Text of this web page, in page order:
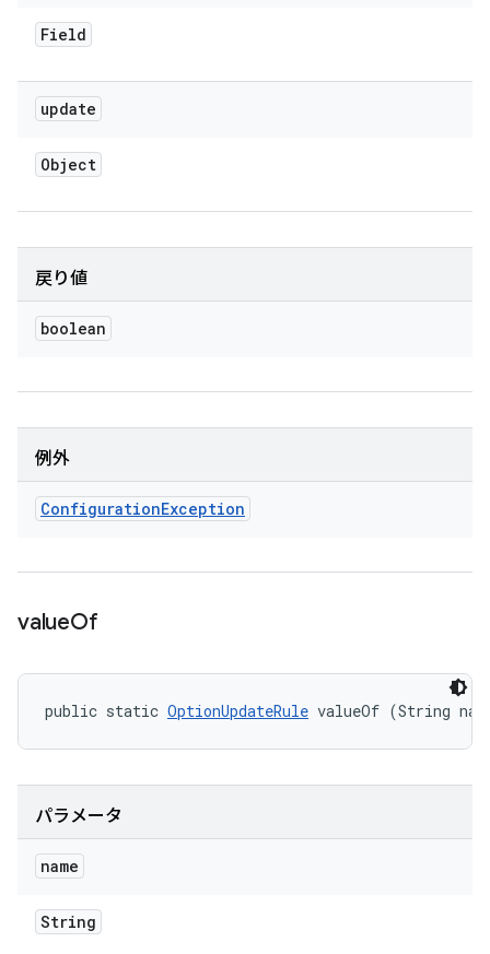
Field
update
Object
戻り値
boolean
例外
ConfigurationException
valueOf
public static OptionUpdateRule valueOf (String
パラメータ
name
String